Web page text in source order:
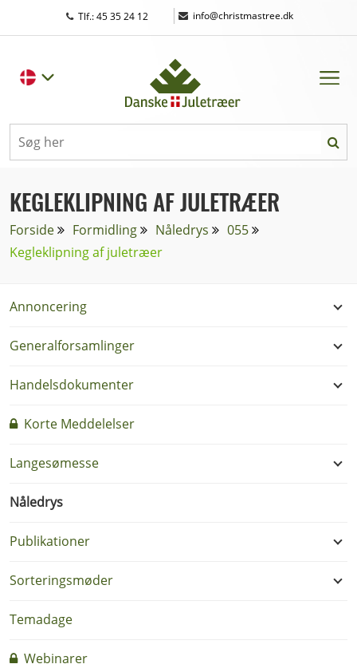
Tlf.: 45 35 24 12 | info@christmastree.dk
KEGLEKLIPNING AF JULETRÆER
Forside Formidling Nåledrys
055
Kegleklipning af juletræer
Annoncering
Generalforsamlinger
Handelsdokumenter
Korte Meddelelser
Langesømesse
Nåledrys
Publikationer
Sorteringsmøder
Temadage
Webinarer